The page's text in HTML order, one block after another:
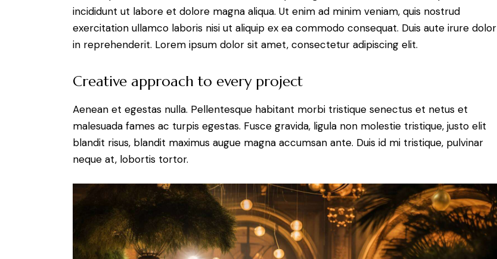
incididunt ut labore et dolore magna aliqua. Ut enim ad minim veniam, quis nostrud
exercitation ullamco laboris nisi ut aliquip ex ea commodo consequat. Duis aute irure dolor
in reprehenderit. Lorem ipsum dolor sit amet, consectetur adipiscing elit.
Creative approach to every project
Aenean et egestas nulla. Pellentesque habitant morbi tristique senectus et netus et
malesuada fames ac turpis egestas. Fusce gravida, ligula non molestie tristique, justo elit
blandit risus, blandit maximus augue magna accumsan ante. Duis id mi tristique, pulvinar
neque at, lobortis tortor.